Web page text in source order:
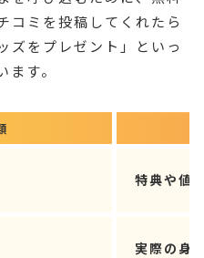
コミを投稿してくれたら
ズをプレゼント」といっ
す。
特典や値
実際の身